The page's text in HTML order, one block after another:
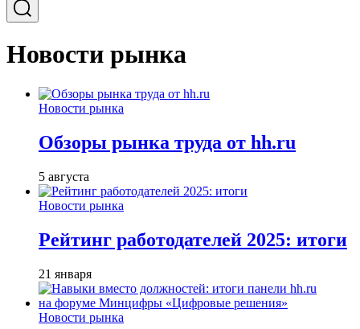
Новости рынка
Новости рынка
Обзоры рынка труда от hh.ru
5 августа
Новости рынка
Рейтинг работодателей 2025: итоги
21 января
Новости рынка